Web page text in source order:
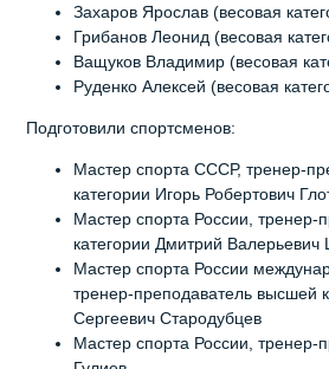
Захаров Ярослав (весовая
Грибанов Леонид (весовая
Ващуков Владимир (весовая
Руденко Алексей (весовая
Подготовили спортсменов:
Мастер спорта СССР, тренер-
категории Игорь Робертович
Мастер спорта России, тренер-
категории Дмитрий
Мастер спорта России
тренер-преподаватель высшей
Сергеевич Стародубцев
Мастер спорта России, тренер-